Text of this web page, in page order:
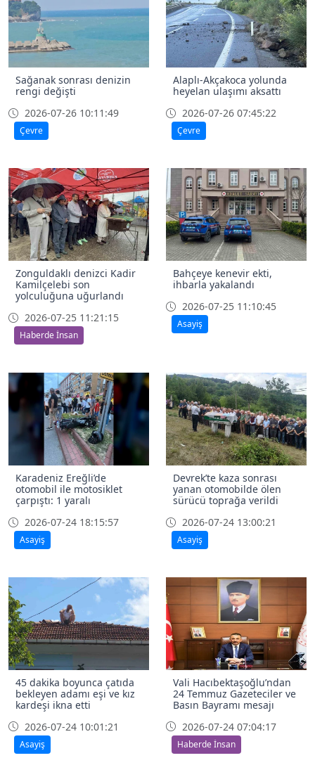
Sağanak sonrası denizin
rengi değişti
2026-07-26 10:11:49
Çevre
Alaplı-Akçakoca yolunda
heyelan ulaşımı aksattı
2026-07-26 07:45:22
Çevre
Zonguldaklı denizci Kadir
Kamilçelebi son
yolculuğuna uğurlandı
2026-07-25 11:21:15
Haberde İnsan
Bahçeye kenevir ekti,
ihbarla yakalandı
2026-07-25 11:10:45
Asayiş
Karadeniz Ereğli’de
otomobil ile motosiklet
çarpıştı: 1 yaralı
2026-07-24 18:15:57
Asayiş
Devrek’te kaza sonrası
yanan otomobilde ölen
sürücü toprağa verildi
2026-07-24 13:00:21
Asayiş
45 dakika boyunca çatıda
bekleyen adamı eşi ve kız
kardeşi ikna etti
2026-07-24 10:01:21
Asayiş
Vali Hacıbektaşoğlu’ndan
24 Temmuz Gazeteciler ve
Basın Bayramı mesajı
2026-07-24 07:04:17
Haberde İnsan